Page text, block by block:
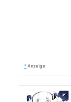
* Anzeige